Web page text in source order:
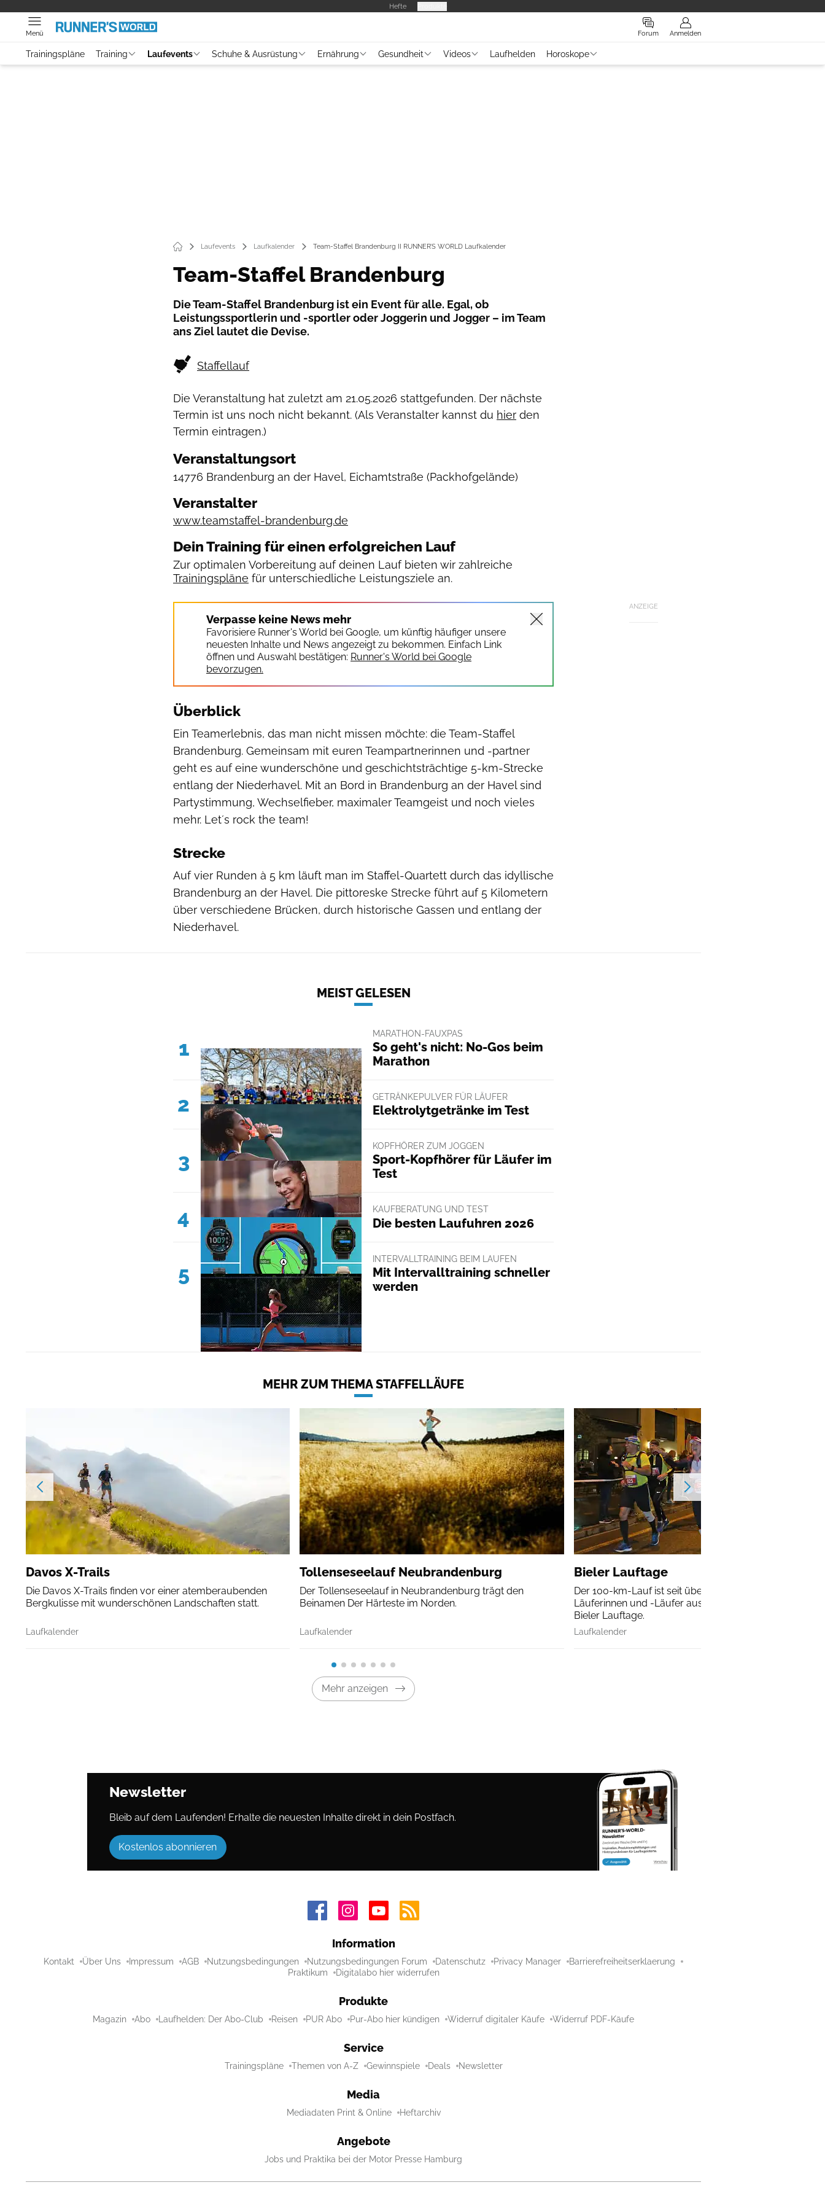
Hefte
Forum Anmelden
Menü
Trainingspläne Training Laufevents Schuhe & Ausrüstung Ernährung Gesundheit Videos Laufhelden Horoskope
Laufevents Laufkalender Team-Staffel Brandenburg II RUNNER’S WORLD Laufkalender
Team-Staffel Brandenburg
Die Team-Staffel Brandenburg ist ein Event für alle. Egal, ob
Leistungssportlerin und -sportler oder Joggerin und Jogger – im Team
ans Ziel lautet die Devise.
Staffellauf
Die Veranstaltung hat zuletzt am 21.05.2026 stattgefunden. Der nächste
Termin ist uns noch nicht bekannt. (Als Veranstalter kannst du hier den
Termin eintragen.)
Veranstaltungsort
14776 Brandenburg an der Havel, Eichamtstraße (Packhofgelände)
Veranstalter
www.teamstaffel-brandenburg.de
Dein Training für einen erfolgreichen Lauf
Zur optimalen Vorbereitung auf deinen Lauf bieten wir zahlreiche
Trainingspläne für unterschiedliche Leistungsziele an.
ANZEIGE
Verpasse keine News mehr
Favorisiere Runner's World bei Google, um künftig häufiger unsere
neuesten Inhalte und News angezeigt zu bekommen. Einfach Link
öffnen und Auswahl bestätigen: Runner's World bei Google
bevorzugen.
Überblick
Ein Teamerlebnis, das man nicht missen möchte: die Team-Staffel
Brandenburg. Gemeinsam mit euren Teampartnerinnen und -partner
geht es auf eine wunderschöne und geschichtsträchtige 5-km-Strecke
entlang der Niederhavel. Mit an Bord in Brandenburg an der Havel sind
Partystimmung, Wechselfieber, maximaler Teamgeist und noch vieles
mehr. Let´s rock the team!
Strecke
Auf vier Runden à 5 km läuft man im Staffel-Quartett durch das idyllische
Brandenburg an der Havel. Die pittoreske Strecke führt auf 5 Kilometern
über verschiedene Brücken, durch historische Gassen und entlang der
Niederhavel.
MEIST GELESEN
1
MARATHON-FAUXPAS
So geht's nicht: No-Gos beim
Marathon
2 GETRÄNKEPULVER FÜR LÄUFER
Elektrolytgetränke im Test
3
KOPFHÖRER ZUM JOGGEN
Sport-Kopfhörer für Läufer im
Test
4 KAUFBERATUNG UND TEST
Die besten Laufuhren 2026
5
INTERVALLTRAINING BEIM LAUFEN
Mit Intervalltraining schneller
werden
MEHR ZUM THEMA STAFFELLÄUFE
Davos X-Trails
Die Davos X-Trails finden vor einer atemberaubenden
Bergkulisse mit wunderschönen Landschaften statt.
Laufkalender
Tollenseseelauf Neubrandenburg
Der Tollenseseelauf in Neubrandenburg trägt den
Beinamen Der Härteste im Norden.
Laufkalender
Bieler Lauftage
Der 100-km-Lauf ist seit über 60 Jahren für die Ultra-
Läuferinnen und -Läufer aus aller Welt das Highlight
Bieler Lauftage.
Laufkalender
Mehr anzeigen
Newsletter
Bleib auf dem Laufenden! Erhalte die neuesten Inhalte direkt in dein Postfach.
Kostenlos abonnieren
Information
Kontakt Über Uns Impressum AGB Nutzungsbedingungen Nutzungsbedingungen Forum Datenschutz Privacy Manager
Barrierefreiheitserklaerung
Praktikum
Digitalabo hier widerrufen
Produkte
Magazin Abo Laufhelden: Der Abo-Club Reisen PUR Abo Pur-Abo hier kündigen Widerruf digitaler Käufe Widerruf PDF-Käufe
Service
Trainingspläne Themen von A-Z Gewinnspiele Deals Newsletter
Media
Mediadaten Print & Online Heftarchiv
Angebote
Jobs und Praktika bei der Motor Presse Hamburg